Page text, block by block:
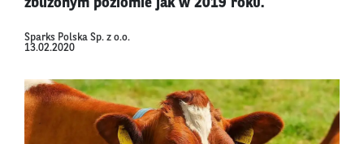
zbliżonym poziomie jak w 2019 roku.
Sparks Polska Sp. z o.o.
13.02.2020